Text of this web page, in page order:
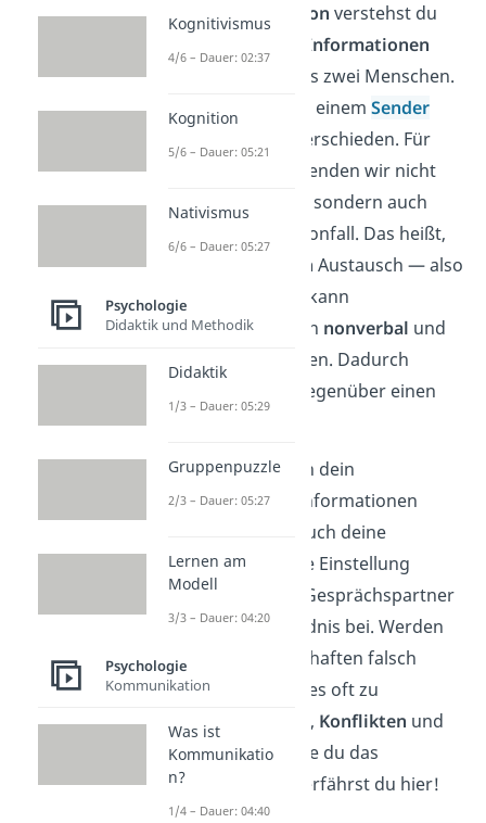
Unter Kommunikation verstehst du
Austausch von Informationen
zwischen mindestens zwei Menschen.
Dabei wird zwischen einem Sender
unterschieden. Für
den Austausch verwenden wir nicht
nur unsere Sprache, sondern auch
und Tonfall. Das heißt,
neben dem
verbalen Austausch — also
über die Sprache — kann
Kommunikation auch nonverbal und
paraverbal
stattfinden. Dadurch
offenbart dir dein Gegenüber einen
Teil seiner
Je nach Kontext kann dein
Gesprächspartner Informationen
anders verstehen. Auch deine
Stimmung und deine Einstellung
gegenüber deinem Gesprächspartner
tragen zum Verständnis bei. Werden
Aussagen und Botschaften falsch
verstanden, kommt es oft zu
Missverständnissen , Konflikten und
Unzufriedenheit
. Wie du das
verhindern kannst, erfährst du hier!
Kognitivismus
4/6 – Dauer: 02:37
Kognition
5/6 – Dauer: 05:21
Nativismus
6/6 – Dauer: 05:27
Psychologie
Didaktik und Methodik
Didaktik
1/3 – Dauer: 05:29
Gruppenpuzzle
2/3 – Dauer: 05:27
Lernen am
Modell
3/3 – Dauer: 04:20
Psychologie
Kommunikation
Was ist
Kommunikatio
n?
1/4 – Dauer: 04:40